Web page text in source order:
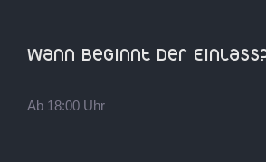
Wann beginnt der
Ab 18:00 Uhr